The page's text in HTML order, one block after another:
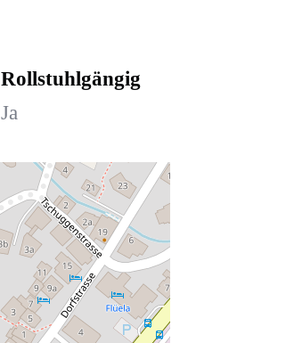
Rollstuhlgängig
Ja